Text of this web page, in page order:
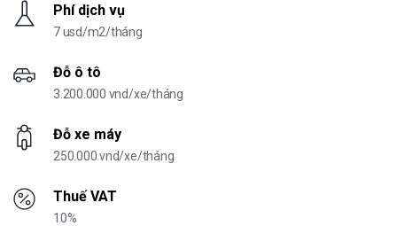
Phí dịch vụ
7 usd/m2/tháng
Đỗ ô tô
3.200.000 vnd/xe/tháng
Đỗ xe máy
250.000 vnd/xe/tháng
Thuế VAT
10%